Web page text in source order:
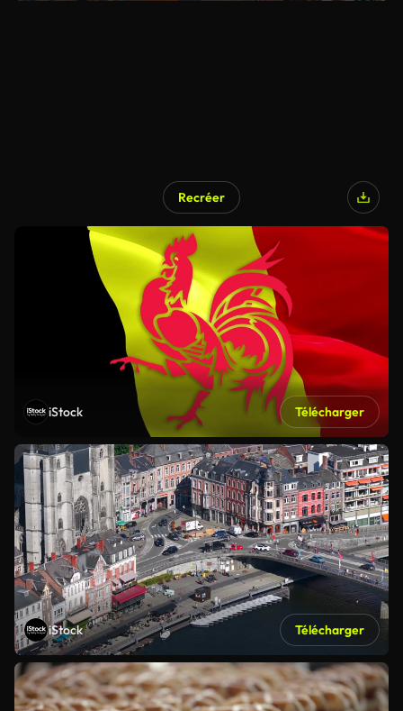
Recréer
iStock Télécharger
iStock Télécharger